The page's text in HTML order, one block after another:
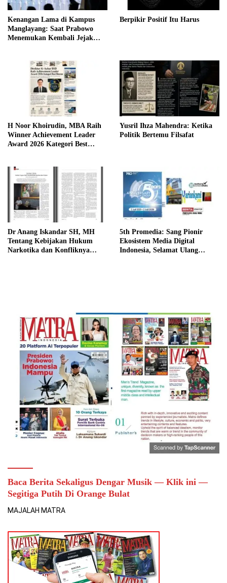
Kenangan Lama di Kampus
Manglayang: Saat Prabowo
Menemukan Kembali Jejak
Berpikir Positif Itu Harus
H Noor Khoirudin, MBA Raih
Winner Achievement Leader
Award 2026 Kategori Best
Sekolah Islam Al-Azhar BSD
Yusril Ihza Mahendra: Ketika
Politik Bertemu Filsafat
Dr Anang Iskandar SH, MH
Tentang Kebijakan Hukum
Narkotika dan Konfliknya
5th Promedia: Sang Pionir
Ekosistem Media Digital
Indonesia, Selamat Ulang
Baca Berita Sekaligus Dengar Musik — Klik ini —
Segitiga Putih Di Orange Bulat
MAJALAH MATRA